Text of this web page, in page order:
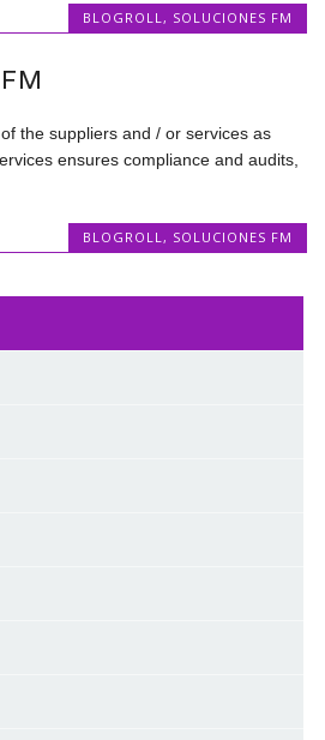
BLOGROLL, SOLUCIONES FM
the suppliers and / or services as
ensures compliance and audits,
BLOGROLL, SOLUCIONES FM